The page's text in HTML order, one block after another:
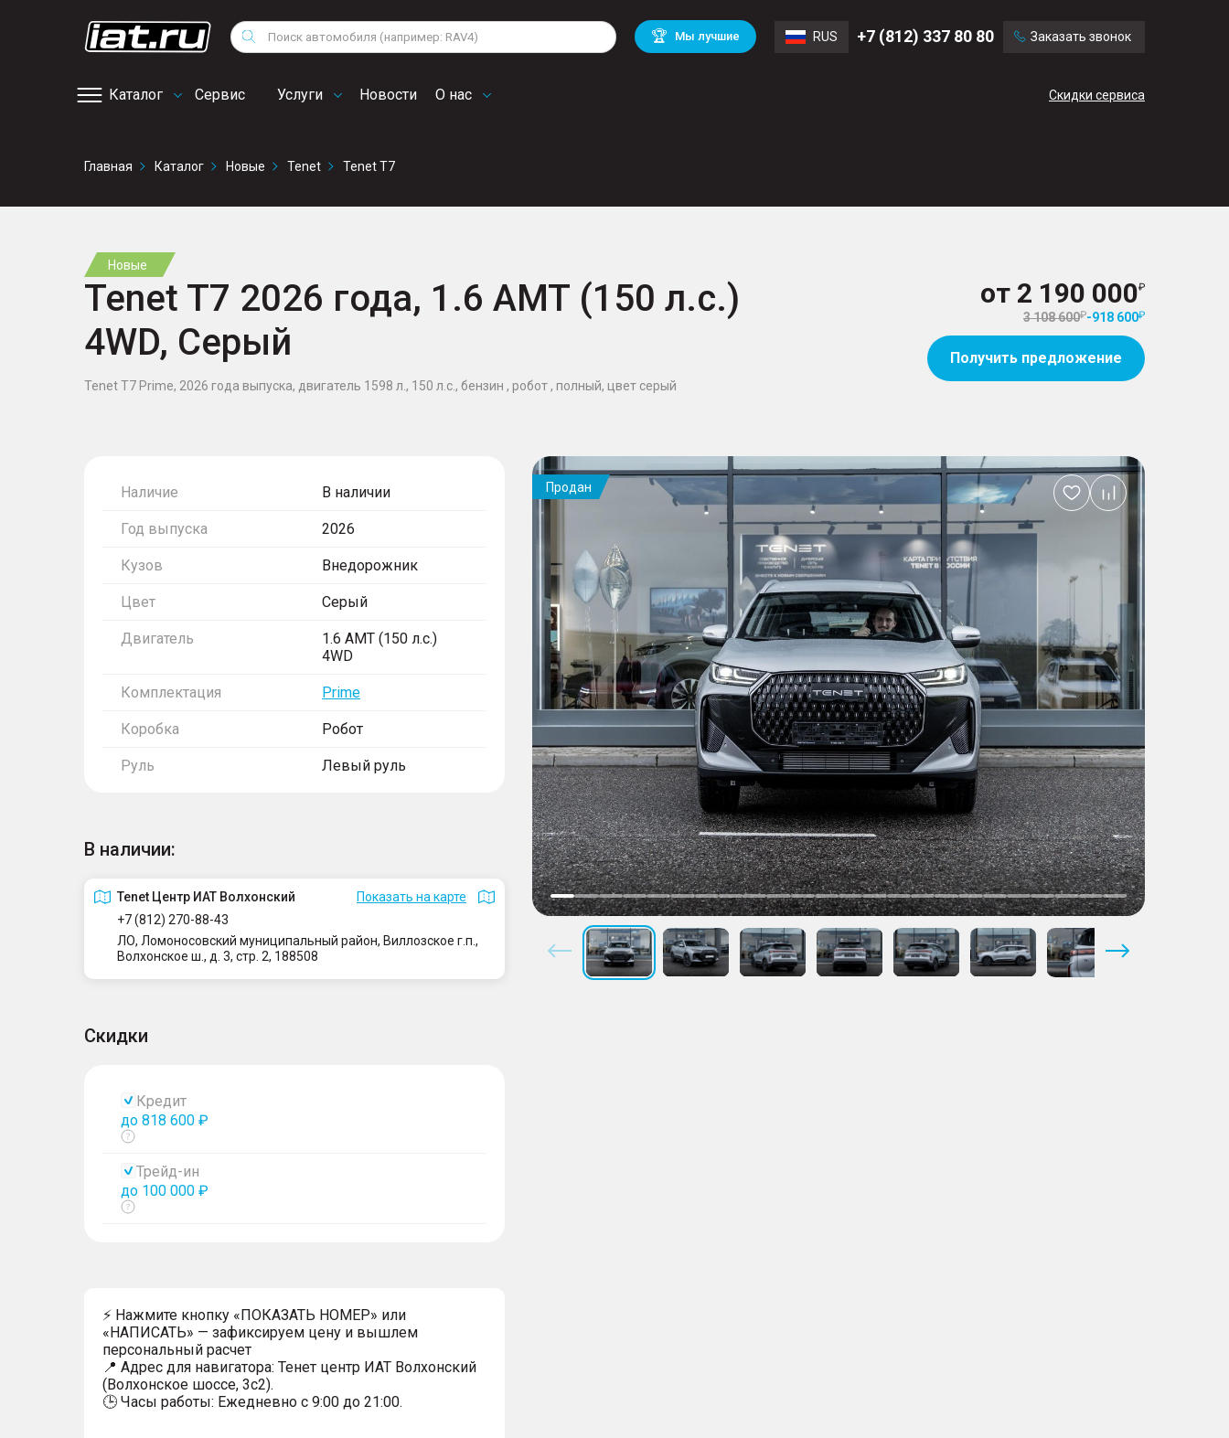
Поиск 🏆 Мы лучшие RUS +7 (812) 337 80 80 Заказать звонок
Каталог Сервис
сервис
Услуги Новости О нас Скидки сервиса
Снегоходы
Квадроциклы
Volkswagen
Mitsubishi BMW
Audi
Chevrolet Mercedes Benz
Главная Каталог Новые Tenet Tenet T7
Новые
Tenet T7 2026 года, 1.6 AMT (150 л.с.)
4WD, Серый
Tenet T7 Prime, 2026 года выпуска, двигатель 1598 л., 150 л.с., бензин , робот , полный, цвет серый
от 2 190 000
3 108 600 -918 600
Получить предложение
Наличие В наличии
Год выпуска 2026
Кузов Внедорожник
Цвет Серый
Двигатель
1.6 AMT (150 л.с.)
4WD
Комплектация Prime
Коробка Робот
Руль Левый руль
В наличии:
Tenet Центр ИАТ Волхонский
Показать на карте
+7 (812) 270-88-43
ЛО, Ломоносовский муниципальный район, Виллозское г.п.,
Волхонское ш., д. 3, стр. 2, 188508
Скидки
Кредит
до 818 600 ₽
Показать
Трейд-ин
до 100 000 ₽
Показать
⚡ Нажмите кнопку «ПОКАЗАТЬ НОМЕР» или
«НАПИСАТЬ» — зафиксируем цену и вышлем
персональный расчет
📍 Адрес для навигатора: Тенет центр ИАТ Волхонский
(Волхонское шоссе, 3с2).
🕒 Часы работы: Ежедневно с 9:00 до 21:00.
Продан
Добавить
в